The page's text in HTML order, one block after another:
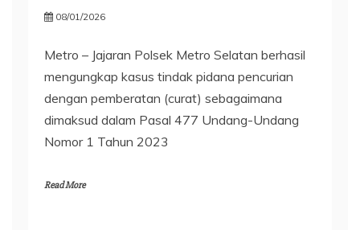
08/01/2026
Metro – Jajaran Polsek Metro Selatan berhasil
mengungkap kasus tindak pidana pencurian
dengan pemberatan (curat) sebagaimana
dimaksud dalam Pasal 477 Undang-Undang
Nomor 1 Tahun 2023
Read More